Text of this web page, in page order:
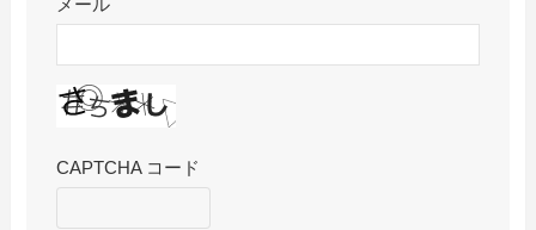
メール
CAPTCHA コード